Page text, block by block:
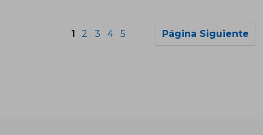
1 2 3 4 5 Página Siguiente